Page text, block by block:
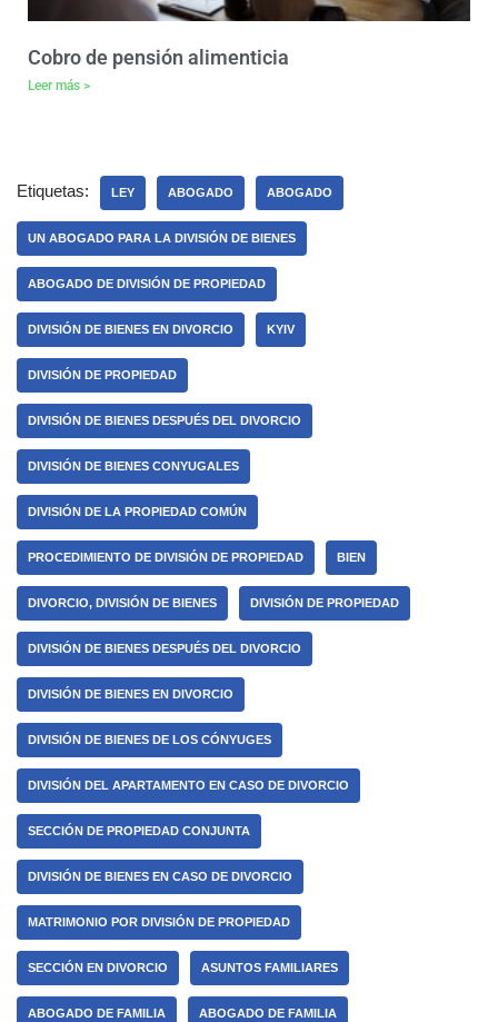
Cobro de pensión alimenticia
Leer más >
Etiquetas: LEY ABOGADO ABOGADO
UN ABOGADO PARA LA DIVISIÓN DE BIENES
ABOGADO DE DIVISIÓN DE PROPIEDAD
DIVISIÓN DE BIENES EN DIVORCIO KYIV
DIVISIÓN DE PROPIEDAD
DIVISIÓN DE BIENES DESPUÉS DEL DIVORCIO
DIVISIÓN DE BIENES CONYUGALES
DIVISIÓN DE LA PROPIEDAD COMÚN
PROCEDIMIENTO DE DIVISIÓN DE PROPIEDAD BIEN
DIVORCIO, DIVISIÓN DE BIENES DIVISIÓN DE PROPIEDAD
DIVISIÓN DE BIENES DESPUÉS DEL DIVORCIO
DIVISIÓN DE BIENES EN DIVORCIO
DIVISIÓN DE BIENES DE LOS CÓNYUGES
DIVISIÓN DEL APARTAMENTO EN CASO DE DIVORCIO
SECCIÓN DE PROPIEDAD CONJUNTA
DIVISIÓN DE BIENES EN CASO DE DIVORCIO
MATRIMONIO POR DIVISIÓN DE PROPIEDAD
SECCIÓN EN DIVORCIO ASUNTOS FAMILIARES
ABOGADO DE FAMILIA ABOGADO DE FAMILIA